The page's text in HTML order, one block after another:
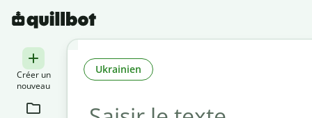
Créer un
nouveau
Ukrainien